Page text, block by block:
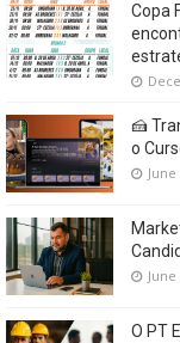
Copa
🍰
o
June
June
O PT